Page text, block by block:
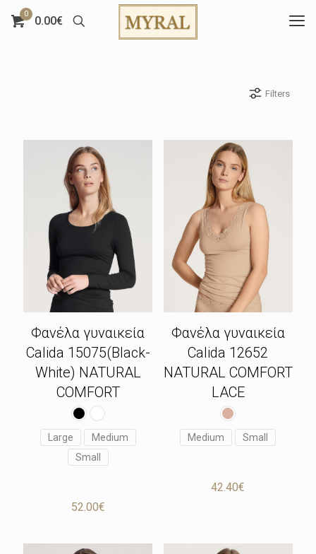
0
0.00€
Filters
Φανέλα γυναικεία
Calida 15075(Black-
White) NATURAL
COMFORT
Large
Medium
Small
52.00€
Φανέλα γυναικεία
Calida 12652
NATURAL COMFORT
LACE
Medium Small
42.40€